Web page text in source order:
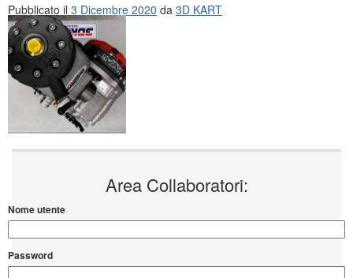
Pubblicato il 3 Dicembre 2020 da 3D KART
Area Collaboratori:
Nome utente
Password